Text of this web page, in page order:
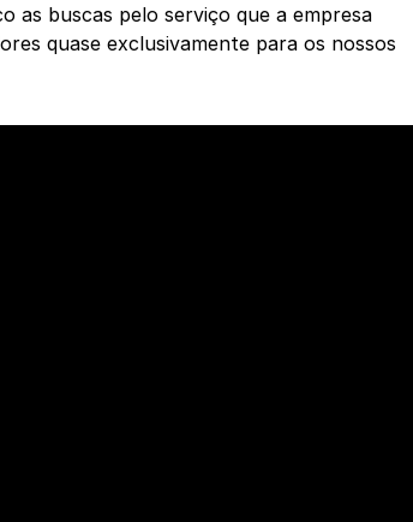
as buscas pelo serviço que a empresa
quase exclusivamente para os nossos